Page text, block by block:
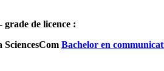
de licence :
SciencesCom Bachelor en